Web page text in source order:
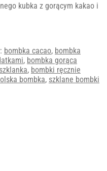
kubka z gorącym kakao i
bombka cacao, bombka
, bombka gorąca
, bombki ręcznie
bombka, szklane bombki